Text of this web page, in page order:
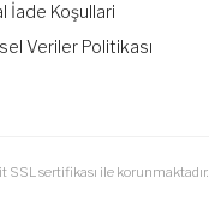
İade Koşullari
Veriler Politikası
sertifikası ile korunmaktadır.